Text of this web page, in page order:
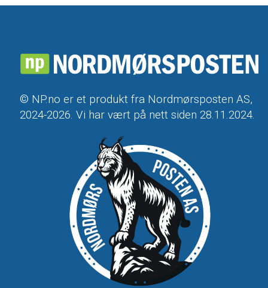
© NP.no er et produkt fra Nordmørsposten AS,
2024-2026. Vi har vært på nett siden 28.11.2024.